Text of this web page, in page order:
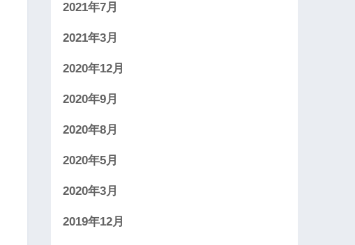
2021年7月
2021年3月
2020年12月
2020年9月
2020年8月
2020年5月
2020年3月
2019年12月